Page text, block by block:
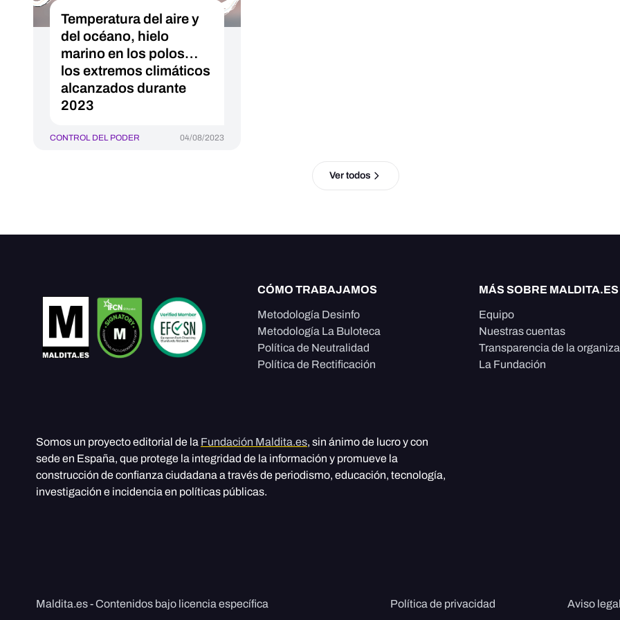
Temperatura del aire y
del océano, hielo
marino en los polos…
los extremos climáticos
alcanzados durante
2023
CONTROL DEL PODER 04/08/2023
Ver todos
CÓMO TRABAJAMOS
Metodología Desinfo
Metodología La Buloteca
Política de Neutralidad
Política de Rectificación
MÁS SOBRE MALDITA.ES
Equipo
Nuestras cuentas
Transparencia de la
La Fundación
Somos un proyecto editorial de la Fundación Maldita.es, sin ánimo de lucro y con
sede en España, que protege la integridad de la información y promueve la
construcción de confianza ciudadana a través de periodismo, educación, tecnología,
investigación e incidencia en políticas públicas.
Maldita.es - Contenidos bajo licencia específica Política de privacidad Aviso legal